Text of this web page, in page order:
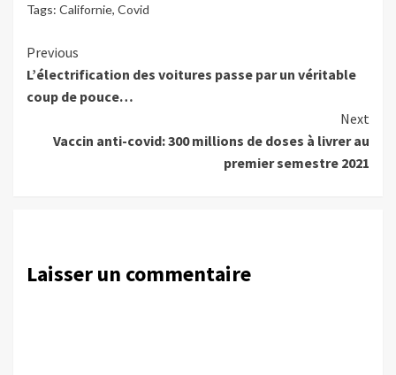
Tags: Californie, Covid
Continue
Reading
Previous
L’électrification des voitures passe par un véritable
coup de pouce…
Next
Vaccin anti-covid: 300 millions de doses à livrer au
premier semestre 2021
Laisser un commentaire